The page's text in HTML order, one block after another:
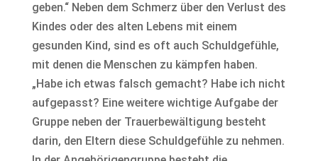
geben.“ Neben dem Schmerz über den Verlust des
Kindes oder des alten Lebens mit einem
gesunden Kind, sind es oft auch Schuldgefühle,
mit denen die Menschen zu kämpfen haben.
„Habe ich etwas falsch gemacht? Habe ich nicht
aufgepasst? Eine weitere wichtige Aufgabe der
Gruppe neben der Trauerbewältigung besteht
darin, den Eltern diese Schuldgefühle zu nehmen.